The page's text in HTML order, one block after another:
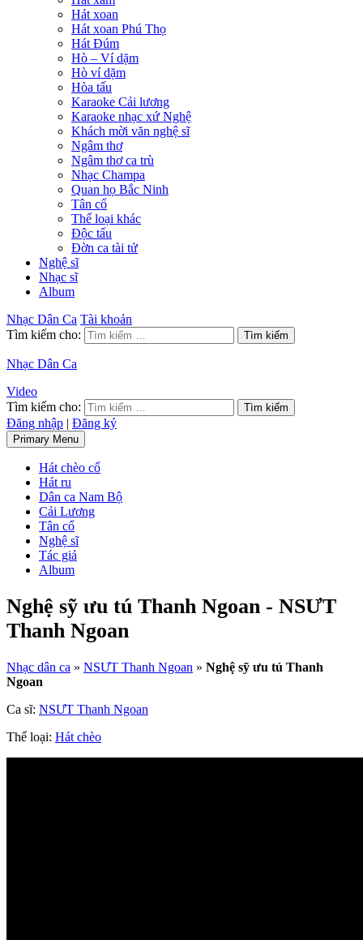
Hát xoan
Hát xoan Phú Thọ
Hát Đúm
Hò – Ví dặm
Hò ví dặm
Hòa tấu
Karaoke Cải lương
Karaoke nhạc xứ Nghệ
Khách mời văn nghệ sĩ
Ngâm thơ
Ngâm thơ ca trù
Nhạc Champa
Quan họ Bắc Ninh
Tân cổ
Thể loại khác
Độc tấu
Đờn ca tài tử
Nghệ sĩ
Nhạc sĩ
Album
Nhạc Dân Ca Tài khoản
Tìm kiếm cho:
Nhạc Dân Ca
Video
Tìm kiếm cho:
Đăng nhập | Đăng ký
Primary Menu
Hát chèo cổ
Hát ru
Dân ca Nam Bộ
Cải Lương
Tân cổ
Nghệ sĩ
Tác giả
Album
Nghệ sỹ ưu tú Thanh Ngoan - NSƯT
Thanh Ngoan
Nhạc dân ca » NSƯT Thanh Ngoan » Nghệ sỹ ưu tú Thanh
Ngoan
Ca sĩ: NSƯT Thanh Ngoan
Thể loại: Hát chèo